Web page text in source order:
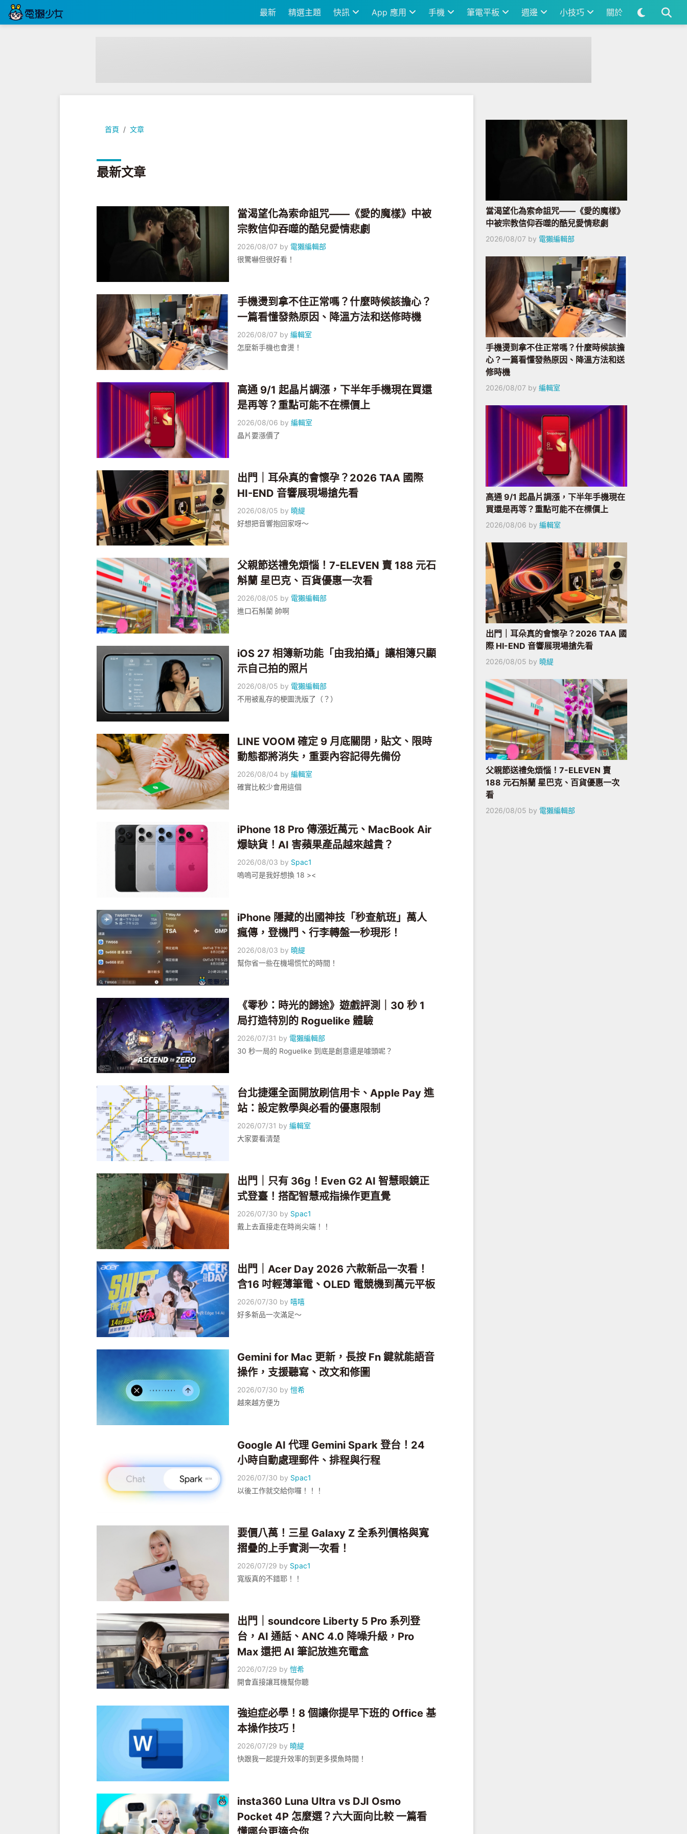
最新 精選主題 快訊 App 應用 手機 筆電平板 週邊 小技巧 關於
首頁 文章
最新文章
當渴望化為索命詛咒——《愛的魔樣》中被
宗教信仰吞噬的酷兒愛情悲劇
2026/08/07 by 電獺編輯部
很驚嚇但很好看！
手機燙到拿不住正常嗎？什麼時候該擔心？
一篇看懂發熱原因、降溫方法和送修時機
2026/08/07 by編輯室
怎麼新手機也會燙！
高通 9/1 起晶片調漲，下半年手機現在買還
是再等？重點可能不在標價上
2026/08/06 by編輯室
晶片要漲價了
出門｜耳朵真的會懷孕？2026 TAA 國際
HI-END 音響展現場搶先看
2026/08/05 by 曉緹
好想把音響抱回家呀～
父親節送禮免煩惱！7-ELEVEN 賣 188 元石
斛蘭 星巴克、百貨優惠一次看
2026/08/05 by 電獺編輯部
進口石斛蘭 帥啊
iOS 27 相簿新功能「由我拍攝」讓相簿只顯
示自己拍的照片
2026/08/05 by 電獺編輯部
不用被亂存的梗圖洗版了（？）
LINE VOOM 確定 9 月底關閉，貼文、限時
動態都將消失，重要內容記得先備份
2026/08/04 by編輯室
確實比較少會用這個
iPhone 18 Pro 傳漲近萬元、MacBook Air
爆缺貨！AI 害蘋果產品越來越貴？
2026/08/03 by Spac1
嗚嗚可是我好想換 18 ><
iPhone 隱藏的出國神技「秒查航班」萬人
瘋傳，登機門、行李轉盤一秒現形！
2026/08/03 by 曉緹
幫你省一些在機場慌忙的時間！
《零秒：時光的歸途》遊戲評測｜30 秒 1
局打造特別的 Roguelike 體驗
2026/07/31 by 電獺編輯部
30 秒一局的 Roguelike 到底是創意還是噱頭呢？
台北捷運全面開放刷信用卡、Apple Pay 進
站：設定教學與必看的優惠限制
2026/07/31 by編輯室
大家要看清楚
出門｜只有 36g！Even G2 AI 智慧眼鏡正
式登臺！搭配智慧戒指操作更直覺
2026/07/30 by Spac1
戴上去直接走在時尚尖端！！
出門｜Acer Day 2026 六款新品一次看！
含16 吋輕薄筆電、OLED 電競機到萬元平板
2026/07/30 by 嘻嘻
好多新品一次滿足～
Gemini for Mac 更新，長按 Fn 鍵就能語音
操作，支援聽寫、改文和修圖
2026/07/30 by愷希
越來越方便ㄌ
Google AI 代理 Gemini Spark 登台！24
小時自動處理郵件、排程與行程
2026/07/30 by Spac1
以後工作就交給你囉！！！
要價八萬！三星 Galaxy Z 全系列價格與寬
摺疊的上手實測一次看！
2026/07/29 by Spac1
寬版真的不錯耶！！
出門｜soundcore Liberty 5 Pro 系列登
台，AI 通話、ANC 4.0 降噪升級，Pro
Max 還把 AI 筆記放進充電盒
2026/07/29 by愷希
開會直接讓耳機幫你聽
強迫症必學！8 個讓你提早下班的 Office 基
本操作技巧！
2026/07/29 by 曉緹
快跟我一起提升效率的到更多摸魚時間！
insta360 Luna Ultra vs DJI Osmo
Pocket 4P 怎麼選？六大面向比較 一篇看
當渴望化為索命詛咒——《愛的魔樣》
中被宗教信仰吞噬的酷兒愛情悲劇
2026/08/07 by 電獺編輯部
手機燙到拿不住正常嗎？什麼時候該擔
心？一篇看懂發熱原因、降溫方法和送
修時機
2026/08/07 by 編輯室
高通 9/1 起晶片調漲，下半年手機現在
買還是再等？重點可能不在標價上
2026/08/06 by 編輯室
出門｜耳朵真的會懷孕？2026 TAA 國
際 HI-END 音響展現場搶先看
2026/08/05 by 曉緹
父親節送禮免煩惱！7-ELEVEN 賣
188 元石斛蘭 星巴克、百貨優惠一次
看
2026/08/05 by 電獺編輯部